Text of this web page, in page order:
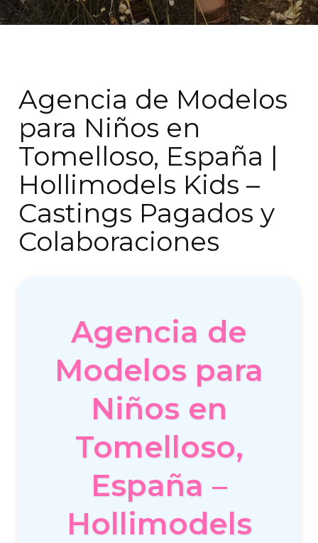
Agencia de Modelos
para Niños en
Tomelloso, España |
Hollimodels Kids –
Castings Pagados y
Colaboraciones
Agencia de
Modelos para
Niños en
Tomelloso,
España –
Hollimodels